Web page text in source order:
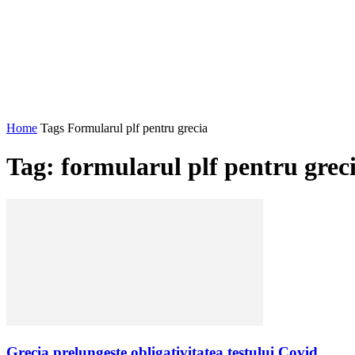
Home Tags Formularul plf pentru grecia
Tag: formularul plf pentru